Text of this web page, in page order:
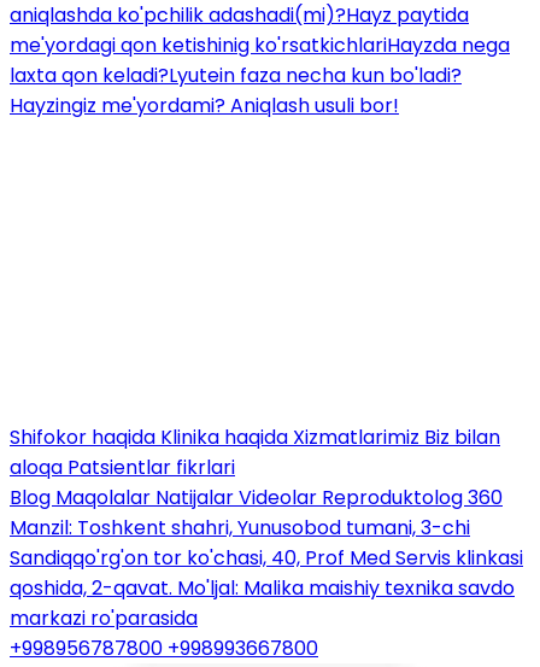
aniqlashda ko'pchilik adashadi(mi)?Hayz paytida
me'yordagi qon ketishinig ko'rsatkichlariHayzda nega
laxta qon keladi?Lyutein faza necha kun bo'ladi?
Hayzingiz me'yordami? Aniqlash usuli bor!
Shifokor haqida Klinika haqida Xizmatlarimiz Biz bilan
aloqa Patsientlar fikrlari
Blog Maqolalar NatijalarVideolar Reproduktolog 360
Manzil: Toshkent shahri, Yunusobod tumani, 3-chi
Sandiqqo'rg'on tor ko'chasi, 40, Prof Med Servis klinkasi
qoshida, 2-qavat. Mo'ljal: Malika maishiy texnika savdo
markazi ro'parasida
+998956787800 +998993667800